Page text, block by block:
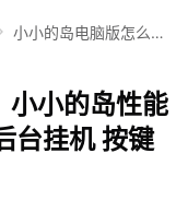
小小的岛电脑版怎么
台挂机 按键设置教程
小小的岛性能
台挂机 按键